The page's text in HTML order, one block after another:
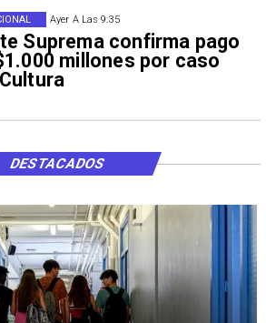
Ayer A Las 9:35
Suprema confirma pago
millones por caso
DESTACADOS